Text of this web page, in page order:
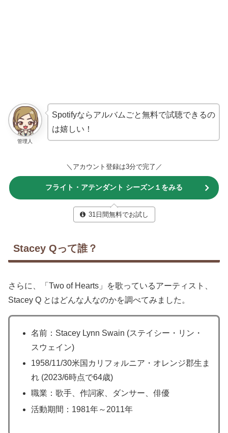
管理人
Spotifyならアルバムごと無料で試聴できるの
は嬉しい！
＼アカウント登録は3分で完了／
フライト・アテンダント シーズン１をみる
31日間無料でお試し
Stacey Qって誰？
さらに、「Two of Hearts」を歌っているアーティスト、
Stacey Q とはどんな人なのかを調べてみました。
名前：Stacey Lynn Swain (ステイシー・リン・
スウェイン)
1958/11/30米国カリフォルニア・オレンジ郡生ま
れ (2023/6時点で64歳)
職業：歌手、作詞家、ダンサー、俳優
活動期間：1981年～2011年